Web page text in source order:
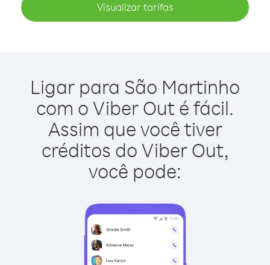
Visualizar tarifas
Ligar para São Martinho
com o Viber Out é fácil.
Assim que você tiver
créditos do Viber Out,
você pode: